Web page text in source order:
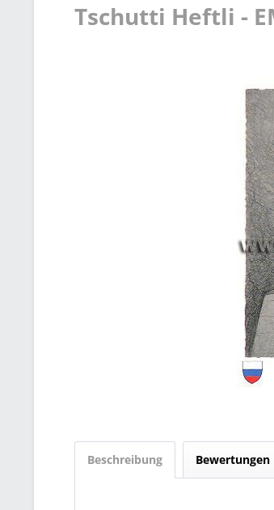
Tschutti Heftli -
Beschreibung Bewertungen